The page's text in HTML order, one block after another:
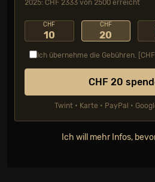
2025: CHF 2333 von 2500 erreicht
CHF
10
CHF
20
Ich übernehme die Gebühren. [CHF
CHF 20
Twint • Karte • PayPal •
Ich will mehr Infos,